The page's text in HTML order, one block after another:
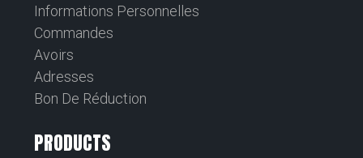
Informations Personnelles
Commandes
Avoirs
Adresses
Bon De Réduction
PRODUCTS